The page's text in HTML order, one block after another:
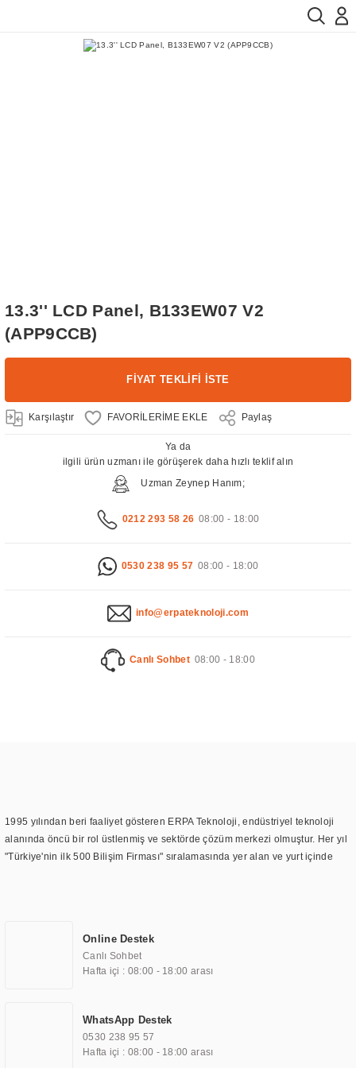
13.3'' LCD Panel, B133EW07 V2
(APP9CCB)
FİYAT TEKLİFİ İSTE
Karşılaştır Paylaş
Ya da
ilgili ürün uzmanı ile görüşerek daha hızlı teklif alın
Uzman Zeynep Hanım;
0212 293 58 26 08:00 - 18:00
0530 238 95 57 08:00 - 18:00
info@erpateknoloji.com
Canlı Sohbet 08:00 - 18:00
1995 yılından beri faaliyet gösteren ERPA Teknoloji, endüstriyel teknoloji
alanında öncü bir rol üstlenmiş ve sektörde çözüm merkezi olmuştur. Her yıl
"Türkiye'nin ilk 500 Bilişim Firması" sıralamasında yer alan ve yurt içinde
TOCHI markası altında kendi ürettiği ürünlerde kullanmıştır. Günümüzde
TOCHI; videowall, digital signage, kiosk, totem, akıllı durak ekranı, araç içi
ekran, asansör ekranı, digital menüboard, marin ekran, medikal ekran,
ekranları, endüstriyel ekranlar, kapı önü bilgi ekranları, panel PC,
endüstriyel Panel PC, mini PC, endüstriyel mini PC ve akıllı bina sistemleri
gibi çözümleri 4.5" ile 110” boyutları arasında üretebilirken, ayrıca standart
Online Destek
Canlı Sohbet
Hafta içi : 08:00 - 18:00 arası
WhatsApp Destek
0530 238 95 57
Hafta içi : 08:00 - 18:00 arası